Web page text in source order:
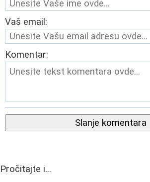
Vaš email:
Komentar:
Slanje komentara
Pročitajte i...